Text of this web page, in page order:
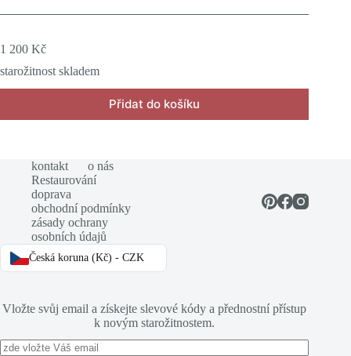
1 200 Kč
starožitnost skladem
Přidat do košíku
kontakt
o nás
Restaurování
doprava
obchodní podmínky
zásady ochrany
osobních údajů
Česká koruna (Kč) - CZK
Vložte svůj email a získejte slevové kódy a přednostní přístup
k novým starožitnostem.